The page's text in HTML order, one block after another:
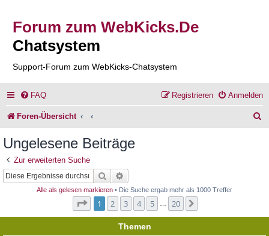
Forum zum WebKicks.De
Chatsystem
Support-Forum zum WebKicks-Chatsystem
FAQ Anmelden
Registrieren
Foren-Übersicht
Ungelesene Beiträge
Zur erweiterten Suche
Suche
Alle als gelesen markieren • Die Suche ergab mehr als 1000 Treffer
Seite von
1 2 3 4 5 20
Themen